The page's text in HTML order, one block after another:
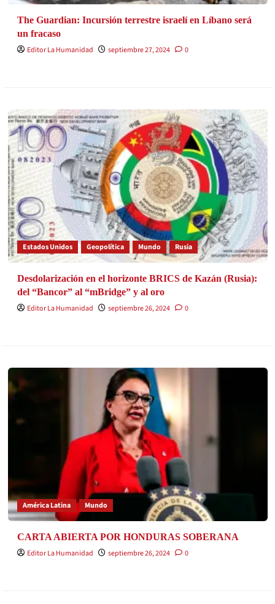
The Guardian: Incursión terrestre israelí en Líbano será
un fracaso
Editor La Humanidad
septiembre 27, 2024 0
Estados Unidos Geopolítica Mundo Rusia
Desdolarización en el horizonte BRICS de Kazán (Rusia):
del “Bancor” al “mBridge” y al oro
Editor La Humanidad
septiembre 26, 2024 0
América Latina Mundo
CARTA ABIERTA POR HONDURAS SOBERANA
Editor La Humanidad
septiembre 26, 2024 0